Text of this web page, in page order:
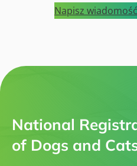
Napisz wiadomość
National
of Dogs and